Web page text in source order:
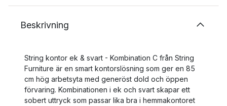
Beskrivning
String kontor ek & svart - Kombination C från String
Furniture är en smart kontorslösning som ger en 85
cm hög arbetsyta med generöst dold och öppen
förvaring. Kombinationen i ek och svart skapar ett
sobert uttryck som passar lika bra i hemmakontoret